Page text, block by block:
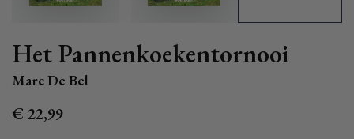
Het Pannenkoekentornooi
Marc De Bel
Normale
€ 22,99